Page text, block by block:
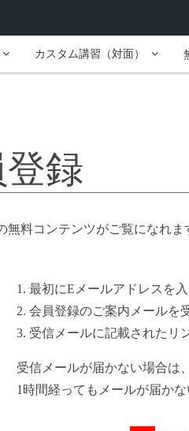
カスタム講習（対面）
録
料コンテンツがご覧になれま
1. 最初にEメールアドレスを
2. 会員登録のご案内メールを
3. 受信メールに記載されたリ
受信メールが届かない場合は
1時間経ってもメールが届か